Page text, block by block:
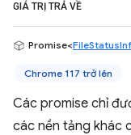
GIÁ TRỊ TRẢ VỀ
Promise<
Chrome 117 trở lên
Các promise chỉ
các nền tảng khác